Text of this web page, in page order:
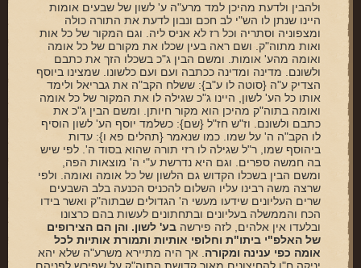
ולהבין ולדעת מהיכן למד מרע"ה ע' לשון של שבעים אומות
היינו שנתן לו הש"י לב חכם ונבון לדעת את התורה כולה
ומצפוניה וסתריה וכל רז לא אניס ליה. וגם המקור של כל אות
ואות מתוה"ק. ושם ראה בעין שכלו את מקורם של כל אומה
ואומה מהע' אומות. ומשם הבין ג"כ בשכלו הזך את כתבם
ולשונם. מדינה ומדינה ככתבה ועם ועם כלשונו. שמצינו ביוסף
הצדיק ע"ה {סוטה לו ע"ב}: ששלח הקב"ה את גבריאל ולימד
אותו כל הע' לשון, היינו ג"כ שגילה לו את המקור של כל אומה
ואומה בתוה"ק מהיכן הוא מקור חיותן. ומשם הבין ג"כ את
כתבם ולשונם. וז"ש חז"ל {שם}: כשלמד יוסף הע' לשון הוסיף
לו הקב"ה ה' על שמו. כמו שנאמר {תהלים פא ו}: עדות
ביהוסף שמו, ר"ל שגילה לו רזי תורה שהוא בסוד ה'. לפי שיש
בה חמשה ספרים. וגם היא נדרשת ע"י ה' מוצאות הפה,
ומשם הבין בשכלו הקדוש גם הלשון של כל אומה ואומה. ולפי
שרצה משה רבינו עליו השלום להכניס הכנעה בלב השבעים
שרים העליונים שידעו מעשי ה' הגדולים שבתוה"ק ואשר בידו
הכח והממשלה בעליונים ובתחתונים לעשות בהם כרצונו
ובלעדו אין אלהים, לזה פירשה בע' לשון. והן הם הצירופים
של האלפ"י ביתו"ת וחלופי אותיות ותמורת אותיות לכל
אומה כפי ענינה ומקורה. אך היה מתיירא משרע"ה שלא יהא